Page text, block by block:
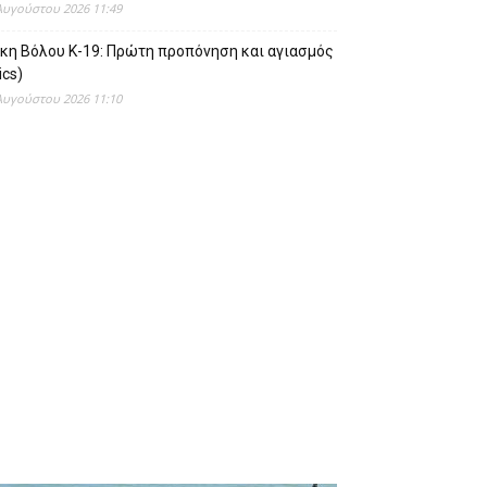
2026 11:49
Βόλου Κ-19: Πρώτη προπόνηση και αγιασμός
2026 11:10